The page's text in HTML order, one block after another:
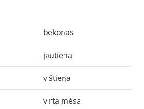
bekonas
jautiena
vištiena
virta mėsa